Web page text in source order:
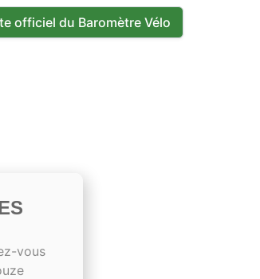
officiel du Baromètre Vélo
vous